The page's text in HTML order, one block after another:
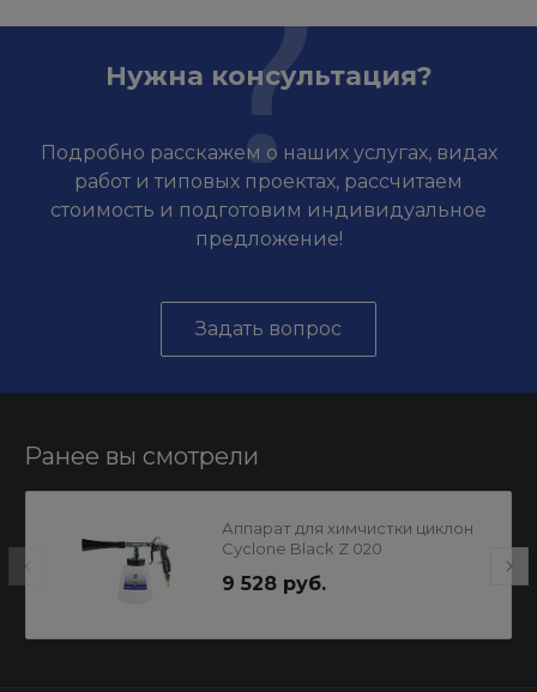
Нужна консультация?
Подробно расскажем о наших услугах, видах
работ и типовых проектах, рассчитаем
стоимость и подготовим индивидуальное
предложение!
Задать вопрос
Ранее вы смотрели
Аппарат для химчистки циклон
Cyclone Black Z 020
9 528 руб.